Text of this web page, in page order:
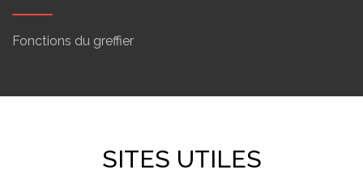
Fonctions du greffier
SITES UTILES